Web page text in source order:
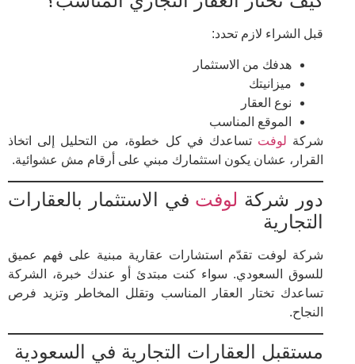
قبل الشراء لازم تحدد:
هدفك من الاستثمار
ميزانيتك
نوع العقار
الموقع المناسب
شركة لوفت تساعدك في كل خطوة، من التحليل إلى اتخاذ
القرار، عشان يكون استثمارك مبني على أرقام مش عشوائية.
دور شركة لوفت في الاستثمار بالعقارات
التجارية
شركة لوفت تقدّم استشارات عقارية مبنية على فهم عميق
للسوق السعودي. سواء كنت مبتدئ أو عندك خبرة، الشركة
تساعدك تختار العقار المناسب وتقلل المخاطر وتزيد فرص
النجاح.
مستقبل العقارات التجارية في السعودية